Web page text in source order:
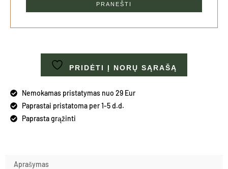
PRIDĖTI Į NORŲ SĄRAŠĄ
Nemokamas pristatymas nuo 29 Eur
Paprastai pristatoma per 1-5 d.d.
Paprasta grąžinti
Aprašymas